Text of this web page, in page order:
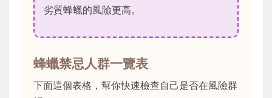
劣質蜂蠟的風險更高。
蜂蠟禁忌人群一覽表
下面這個表格，幫你快速檢查自己是否在風險群